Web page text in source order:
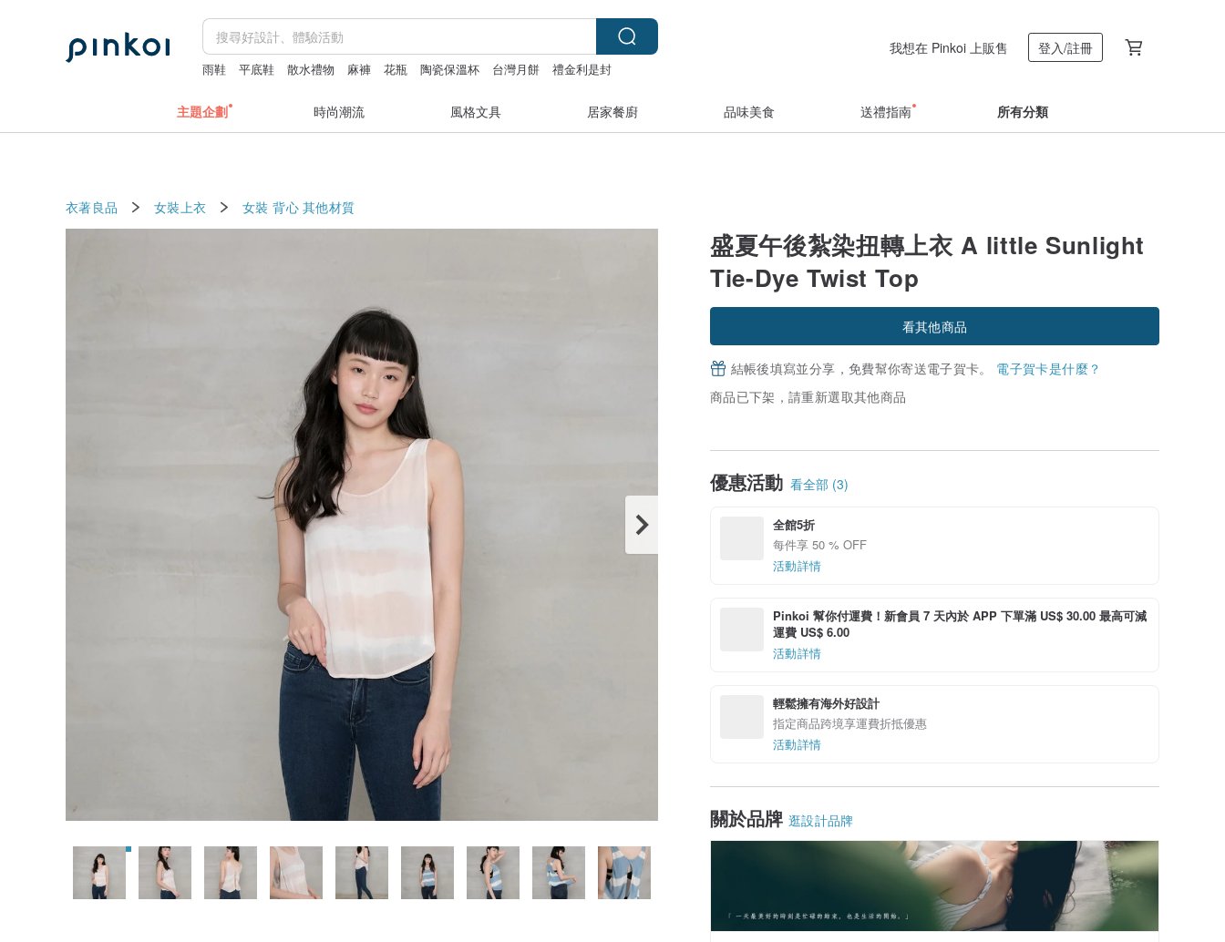
雨鞋 平底鞋 散水禮物 麻褲 花瓶 陶瓷保溫杯 台灣月餅 禮金利是封
我想在 Pinkoi 上販售 登入/註冊
主題企劃 時尚潮流 風格文具 居家餐廚 品味美食 送禮指南 所有分類
衣著良品 女裝上衣 女裝 背心 其他材質
盛夏午後紮染扭轉上衣 A little Sunlight
Tie-Dye Twist Top
看其他商品
結帳後填寫並分享，免費幫你寄送電子賀卡。 電子賀卡是什麼？
商品已下架，請重新選取其他商品
優惠活動 看全部 (3)
全館5折
每件享 50 % OFF
活動詳情
Pinkoi 幫你付運費！新會員 7 天內於 APP 下單滿 US$ 30.00 最高可減
運費 US$ 6.00
活動詳情
輕鬆擁有海外好設計
指定商品跨境享運費折抵優惠
活動詳情
關於品牌 逛設計品牌